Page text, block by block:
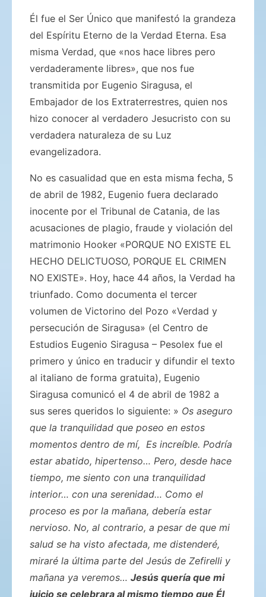
Él fue el Ser Único que manifestó la grandeza
del Espíritu Eterno de la Verdad Eterna. Esa
misma Verdad, que «nos hace libres pero
verdaderamente libres», que nos fue
transmitida por Eugenio Siragusa, el
Embajador de los Extraterrestres, quien nos
hizo conocer al verdadero Jesucristo con su
verdadera naturaleza de su Luz
evangelizadora.
No es casualidad que en esta misma fecha, 5
de abril de 1982, Eugenio fuera declarado
inocente por el Tribunal de Catania, de las
acusaciones de plagio, fraude y violación del
matrimonio Hooker «PORQUE NO EXISTE EL
HECHO DELICTUOSO, PORQUE EL CRIMEN
NO EXISTE». Hoy, hace 44 años, la Verdad ha
triunfado. Como documenta el tercer
volumen de Victorino del Pozo «Verdad y
persecución de Siragusa» (el Centro de
Estudios Eugenio Siragusa – Pesolex fue el
primero y único en traducir y difundir el texto
al italiano de forma gratuita), Eugenio
Siragusa comunicó el 4 de abril de 1982 a
sus seres queridos lo siguiente: » Os aseguro
que la tranquilidad que poseo en estos
momentos dentro de mí, Es increíble. Podría
estar abatido, hipertenso… Pero, desde hace
tiempo, me siento con una tranquilidad
interior… con una serenidad… Como el
proceso es por la mañana, debería estar
nervioso. No, al contrario, a pesar de que mi
salud se ha visto afectada, me distenderé,
miraré la última parte del Jesús de Zefirelli y
mañana ya veremos… Jesús quería que mi
juicio se celebrara al mismo tiempo que Él